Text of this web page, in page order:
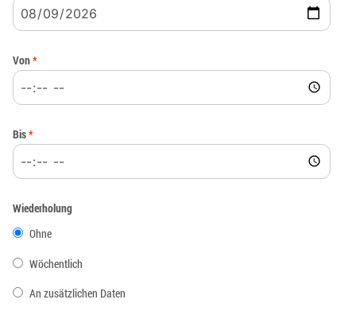
Von*
Bis*
Wiederholung
Ohne
Wöchentlich
An zusätzlichen Daten